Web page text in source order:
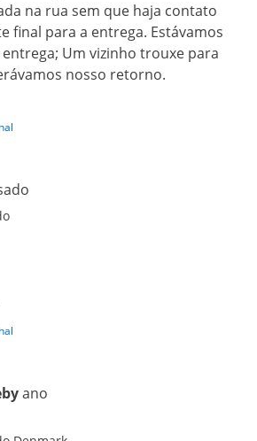
na rua sem que haja contato
final para a entrega. Estávamos
Um vizinho trouxe para
nosso retorno.
ano